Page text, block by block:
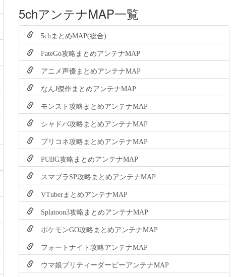
5chアンテナMAP一覧
5chまとめMAP(総合)
FateGo攻略まとめアンテナMAP
アニメ声優まとめアンテナMAP
なんJ傑作まとめアンテナMAP
モンスト攻略まとめアンテナMAP
シャドバ攻略まとめアンテナMAP
プリコネ攻略まとめアンテナMAP
PUBG攻略まとめアンテナMAP
スマブラSP攻略まとめアンテナMAP
VTuberまとめアンテナMAP
Splatoon3攻略まとめアンテナMAP
ポケモンGO攻略まとめアンテナMAP
フォートナイト攻略アンテナMAP
ウマ娘プリティーダービーアンテナMAP